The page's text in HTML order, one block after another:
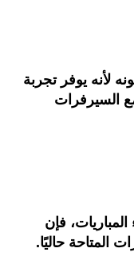
لأنه يوفر تجربة
السيرفرات
المباريات، فإن
المتاحة حاليًا.